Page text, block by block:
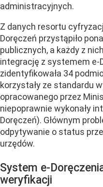
administracyjnych.
Z danych resortu
Doręczeń przystąpiło
publicznych, a każdy z
integrację z systemem e-
zidentyfikowała 34
korzystały ze standardu
opracowanego przez
niepoprawnie wykonały
Doręczeń). Głównym
odpytywanie o status
urzędów.
System e-
weryfikacji